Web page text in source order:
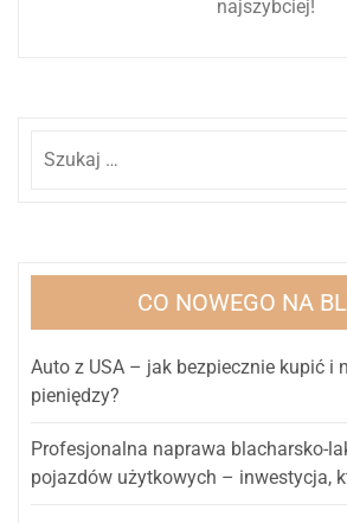
najszybciej!
CO NOWEGO NA
Auto z USA – jak bezpiecznie kupić i
pieniędzy?
Profesjonalna naprawa blacharsko-
pojazdów użytkowych – inwestycja,